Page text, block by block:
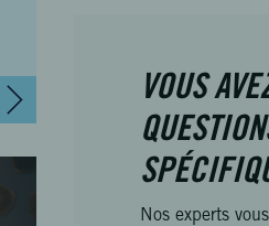
VOUS
Nos experts